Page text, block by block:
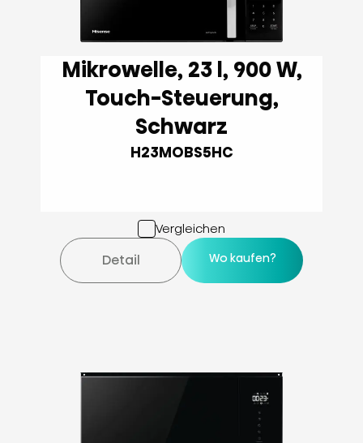
Mikrowelle, 23 l, 900 W,
Touch-Steuerung,
Schwarz
H23MOBS5HC
Vergleichen
Detail Wo kaufen?